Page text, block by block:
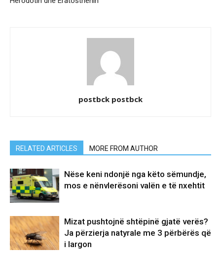
postbck postbck
RELATED ARTICLES MORE FROM AUTHOR
Nëse keni ndonjë nga këto sëmundje,
mos e nënvlerësoni valën e të nxehtit
Mizat pushtojnë shtëpinë gjatë verës?
Ja përzierja natyrale me 3 përbërës që
i largon